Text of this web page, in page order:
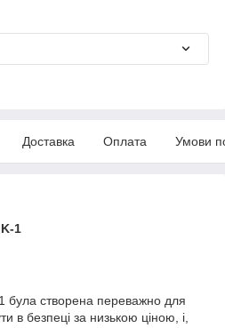
Доставка Оплата Умови
1
була створена переважно для
в безпеці за низькою ціною, і,